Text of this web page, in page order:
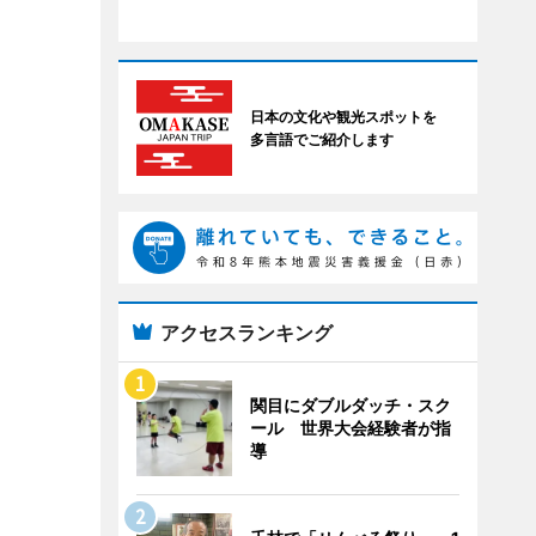
日本の文化や観光スポットを
多言語でご紹介します
アクセスランキング
関目にダブルダッチ・スク
ール 世界大会経験者が指
導